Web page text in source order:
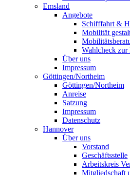
Emsland
Angebote
Schifffahrt &
Mobilität
Wahlcheck zur
Über uns
Impressum
Göttingen/Northeim
Göttingen/Northeim
Anreise
Satzung
Impressum
Datenschutz
Hannover
Über uns
Vorstand
Geschäftsstelle
Arbeitskreis
Mitgliedschaft